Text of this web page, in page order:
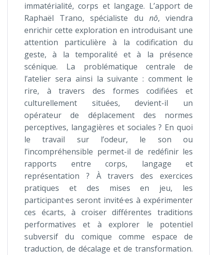
immatérialité, corps et langage. L’apport de
Raphaël Trano, spécialiste du nô, viendra
enrichir cette exploration en introduisant une
attention particulière à la codification du
geste, à la temporalité et à la présence
scénique. La problématique centrale de
l’atelier sera ainsi la suivante : comment le
rire, à travers des formes codifiées et
culturellement situées, devient-il un
opérateur de déplacement des normes
perceptives, langagières et sociales ? En quoi
le travail sur l’odeur, le son ou
l’incompréhensible permet-il de redéfinir les
rapports entre corps, langage et
représentation ? À travers des exercices
pratiques et des mises en jeu, les
participant·es seront invité·es à expérimenter
ces écarts, à croiser différentes traditions
performatives et à explorer le potentiel
subversif du comique comme espace de
traduction, de décalage et de transformation.